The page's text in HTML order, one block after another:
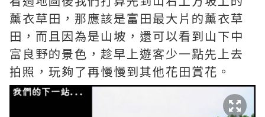
薰衣草田，那應該是富田最大片的薰衣草
田，而且因為是山坡，還可以看到山下中
富良野的景色，趁早上遊客少一點先上去
拍照，玩夠了再慢慢到其他花田賞花。